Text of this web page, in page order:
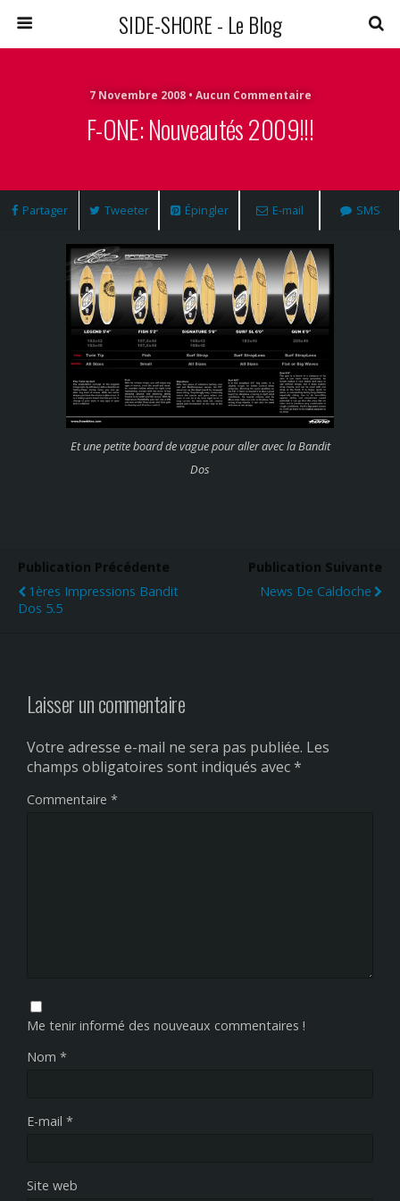
SIDE-SHORE - Le Blog
7 Novembre 2008 • Aucun Commentaire
F-ONE: Nouveautés 2009!!!
Partager Tweeter Épingler E-mail SMS
Et une petite board de vague pour aller avec la Bandit
Dos
Publication Précédente
1ères Impressions Bandit
Dos 5.5
Publication Suivante
News De Caldoche
Laisser un commentaire
Votre adresse e-mail ne sera pas publiée. Les
champs obligatoires sont indiqués avec*
Commentaire *
Me tenir informé des nouveaux commentaires !
Nom *
E-mail *
Site web